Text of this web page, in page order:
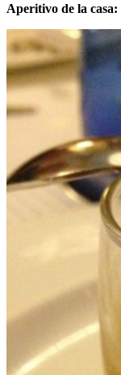
Aperitivo de la casa: